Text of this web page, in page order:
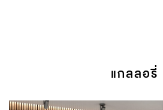
แกลลอรี่